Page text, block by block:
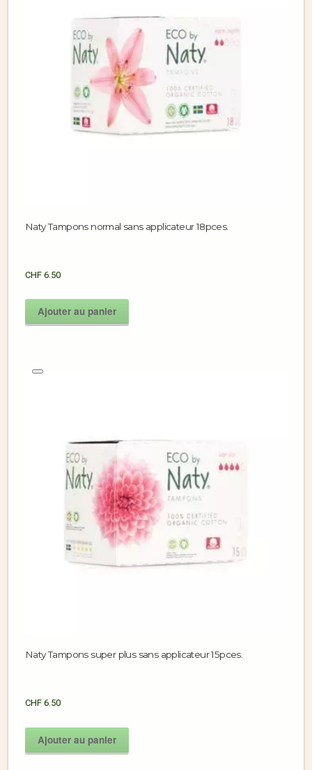
Naty Tampons normal sans applicateur 18pces.
CHF 6.50
Ajouter au panier
Naty Tampons super plus sans applicateur 15pces.
CHF 6.50
Ajouter au panier